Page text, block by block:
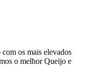
os mais elevados
o melhor Queijo e